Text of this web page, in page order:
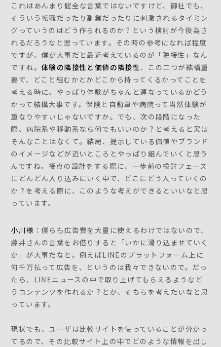
これはあんまり健全な言葉ではないですけど、御社でも、
そういう転職だったり副業だったりに刺激されるタイミン
グっていうのはどう作られるのか？という検討が今後為さ
れるだろうなと思っています。その時の参考になれば程度
ですが、僕が大事だと最近考えているのが「隣接性」なん
ですね。体験の隣接性と価値の隣接性、この二つが結構重
要で、どこと組むかとかどこから持ってくるかってことを
考える時に、やっぱり体験がちゃんと連なっているかどう
かって結構大事です。保険と自動車や病院って当然体験が
重なりやすいじゃないですか。でも、次の段階になった
際、病院系や移動系なら何でもいいのか？と考えると実は
そんなことはなくて。結局、提示している価値やブランド
のイメージなどが近いところとやっぱり組んでいくと思う
んですね。接点の設計をする際に、一歩前の検討フェーズ
にどんどん入り込みにいく中で、どこにどう入っていくの
か？を考える際に、このような考えができるといいなと思
っています。
小川様 ：僕らも広告費を大量に使えるわけではないので、
藤井さんの言葉をお借りすると「いかに滑り込ませていく
か」が大事だなと。例えばLINEのプラットフォーム上に
何千万払って広告を、というのは我々できないので。だっ
たら、LINEニュースの中で取り上げてもらえるようなど
うコンテンツを作れるか？とか、そちらを考えたいなと思
っています。
現状でも、ユーザは比較サイトを使っていることが分かっ
てるので、その比較サイト上の中でどのような情報を出し